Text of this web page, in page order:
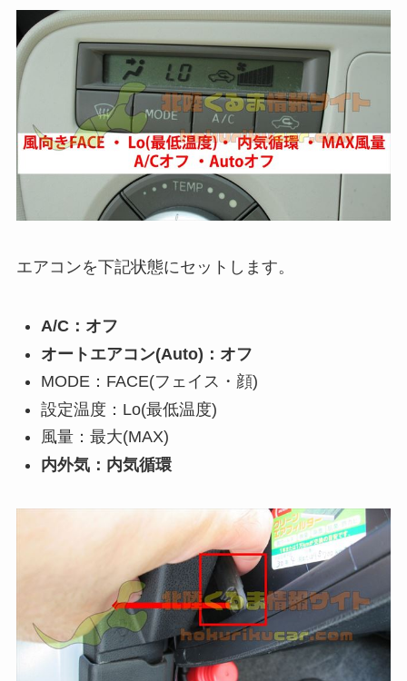
エアコンを下記状態にセットします。
A/C：オフ
オートエアコン(Auto)：オフ
MODE：FACE(フェイス・顔)
設定温度：Lo(最低温度)
風量：最大(MAX)
内外気：内気循環